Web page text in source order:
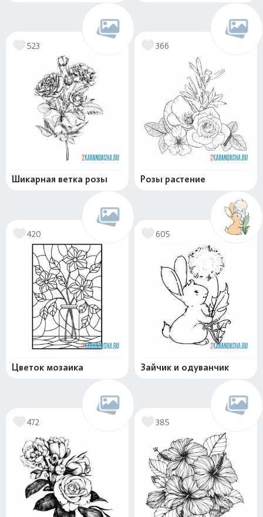
523
Шикарная ветка розы
366
Розы растение
420
Цветок мозаика
605
Зайчик и одуванчик
472 385